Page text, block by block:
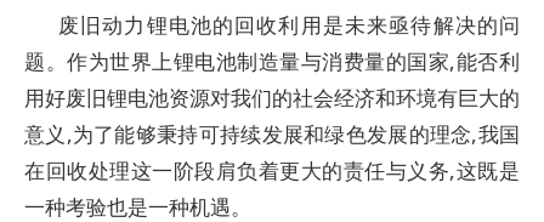
废旧动力锂电池的回收利用是未来亟待解决的问
题。作为世界上锂电池制造量与消费量的国家,能否利
用好废旧锂电池资源对我们的社会经济和环境有巨大的
意义,为了能够秉持可持续发展和绿色发展的理念,我国
在回收处理这一阶段肩负着更大的责任与义务,这既是
一种考验也是一种机遇。